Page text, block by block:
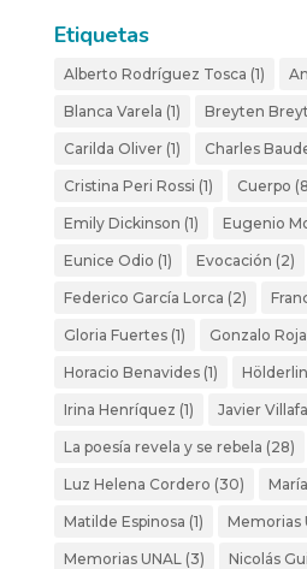
Etiquetas
Alberto Rodríguez Tosca (1)
Blanca Varela (1) Breyten
Carilda Oliver(1) Charles
Cristina Peri Rossi (1) Cuerpo
Emily Dickinson (1) Eugenio
Eunice Odio (1) Evocación (2)
Federico García Lorca (2)
Gloria Fuertes(1) Gonzalo
Horacio Benavides(1) Hölderlin
Irina Henríquez (1) Javier
La poesía revela y se rebela (28)
Luz Helena Cordero (30)
Matilde Espinosa (1) Memorias
Memorias UNAL (3) Nicolás